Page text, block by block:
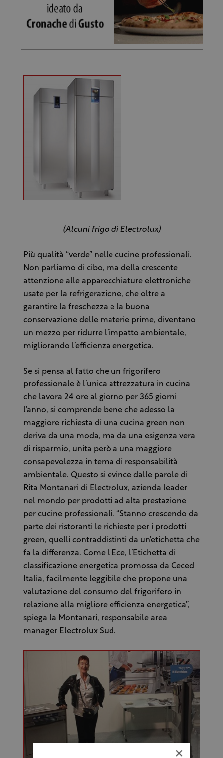
(Alcuni frigo di Electrolux)
Più qualità “verde” nelle cucine professionali.
Non parliamo di cibo, ma della crescente
attenzione alle apparecchiature elettroniche
usate per la refrigerazione, che oltre a
garantire la freschezza e la buona
conservazione delle materie prime, diventano
un mezzo per ridurre l’impatto ambientale,
migliorando l’efficienza energetica.
Se si pensa al fatto che un frigorifero
professionale è l’unica attrezzatura in cucina
che lavora 24 ore al giorno per 365 giorni
l’anno, si comprende bene che adesso la
maggiore richiesta di una cucina green non
deriva da una moda, ma da una esigenza vera
di risparmio, unita però a una maggiore
consapevolezza in tema di responsabilità
ambientale. Questo si evince dalle parole di
Rita Montanari di Electrolux, azienda leader
nel mondo per prodotti ad alta prestazione
per cucine professionali. “Stanno crescendo da
parte dei ristoranti le richieste per i prodotti
green, quelli contraddistinti da un’etichetta che
fa la differenza. Come l’Ece, l’Etichetta di
classificazione energetica promossa da Ceced
Italia, facilmente leggibile che propone una
valutazione del consumo del frigorifero in
relazione alla migliore efficienza energetica”,
spiega la Montanari, responsabile area
manager Electrolux Sud.
×